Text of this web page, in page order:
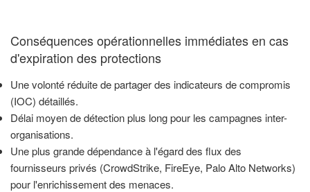
Conséquences opérationnelles immédiates en cas
d'expiration des protections
Une volonté réduite de partager des indicateurs de compromis
(IOC) détaillés.
Délai moyen de détection plus long pour les campagnes inter-
organisations.
Une plus grande dépendance à l'égard des flux des
fournisseurs privés (CrowdStrike, FireEye, Palo Alto Networks)
pour l'enrichissement des menaces.